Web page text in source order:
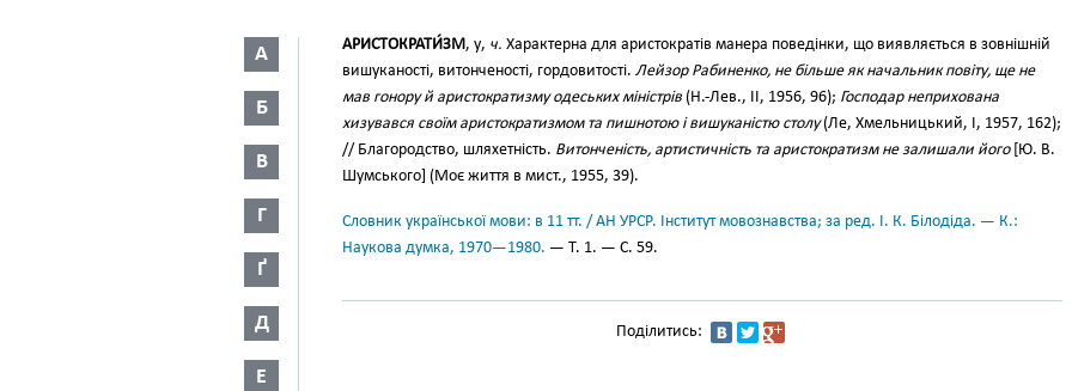
А
Б
В
Г
Ґ
Д
Е
АРИСТОКРАТИ́ЗМ, у, ч. Характерна для аристократів манера поведінки, що виявляється в зовнішній
вишуканості, витонченості, гордовитості. Лейзор Рабиненко, не більше як начальник повіту, ще не
мав гонору й аристократизму одеських міністрів (Н.-Лев., II, 1956, 96); Господар неприхована
хизувався своїм аристократизмом та пишнотою і вишуканістю столу(Ле, Хмельницький, І, 1957, 162);
// Благородство, шляхетність. Витонченість, артистичність та аристократизм не залишали його[Ю. В.
Шумського] (Моє життя в мист., 1955, 39).
Словник української мови: в 11 тт. / АН УРСР. Інститут мовознавства; за ред. І. К. Білодіда. — К.:
Наукова думка, 1970—1980. — Т. 1. — С. 59.
Поділитись: